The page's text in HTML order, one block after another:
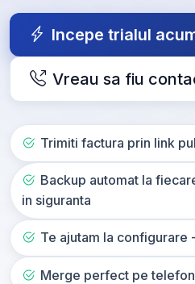
Incepe trialul
Vreau sa fiu
Trimiti factura prin link
Backup automat la
in siguranta
Te ajutam la configurare
Merge perfect pe